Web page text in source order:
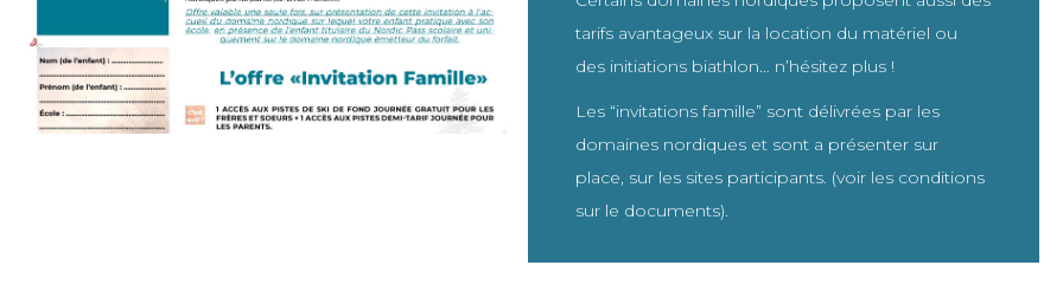
tarifs avantageux sur la location du matériel ou
des initiations biathlon… n’hésitez plus !
Les “invitations famille” sont délivrées par les
domaines nordiques et sont a présenter sur
place, sur les sites participants. (voir les conditions
sur le documents).